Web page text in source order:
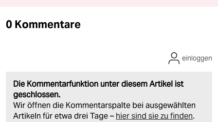
0 Kommentare
Die Kommentarfunktion unter diesem Artikel ist
geschlossen.
Wir öffnen die Kommentarspalte bei ausgewählten
Artikeln für etwa drei Tage – hier sind sie zu finden.
einloggen